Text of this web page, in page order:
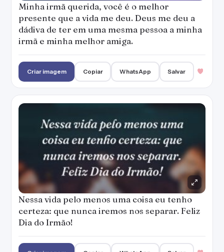
Minha irmã querida, você é o melhor
presente que a vida me deu. Deus me deu a
dádiva de ter em uma mesma pessoa a minha
irmã e minha melhor amiga.
Criar imagem Copiar WhatsApp Salvar
Nessa vida pelo menos uma coisa eu tenho
certeza: que nunca iremos nos separar. Feliz
Dia do Irmão!